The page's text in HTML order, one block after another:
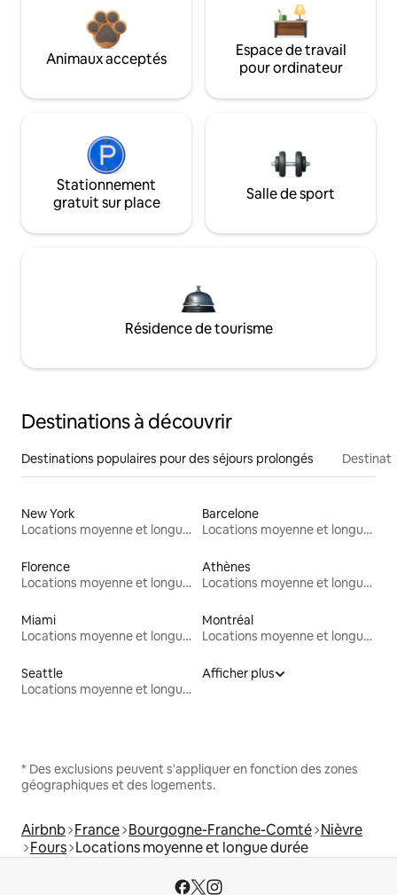
Animaux acceptés
Espace de travail
pour ordinateur
Stationnement
gratuit sur place
Salle de sport
Résidence de tourisme
Destinations à découvrir
Destinations populaires pour des séjours prolongés
New York
Locations moyenne et longue durée
Barcelone
Locations moyenne et longue durée
Florence
Locations moyenne et longue durée
Athènes
Locations moyenne et longue durée
Miami
Locations moyenne et longue durée
Montréal
Locations moyenne et longue durée
Seattle
Locations moyenne et longue durée
Afficher plus
* Des exclusions peuvent s'appliquer en fonction des zones
géographiques et des logements.
Airbnb France Bourgogne-Franche-Comté Nièvre
Fours Locations moyenne et longue durée